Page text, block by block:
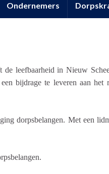
Ondernemers
leefbaarheid in Nieuw
bijdrage te leveren aan het
dorpsbelangen. Met een